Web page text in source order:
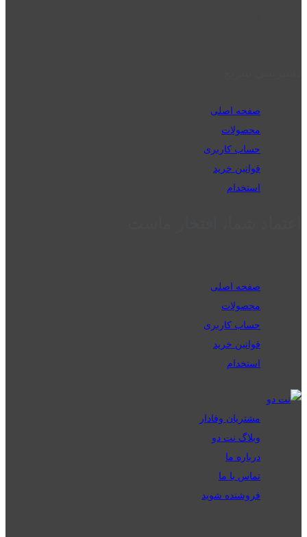
صفحه اصلی
محصولات
حساب کاربری
قوانین خرید
استخدام
صفحه اصلی
محصولات
حساب کاربری
قوانین خرید
استخدام
مشتریان وفادار
وبلاگ نت دو
درباره ما
تماس با ما
فروشنده شوید